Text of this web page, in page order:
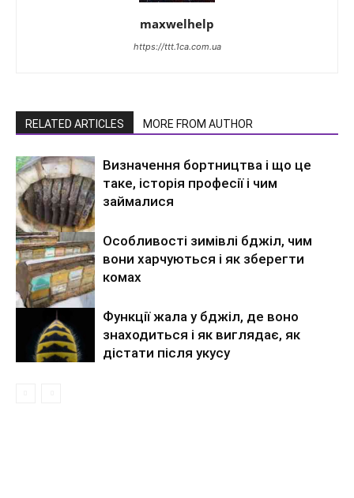
maxwelhelp
https://ttt.1ca.com.ua
RELATED ARTICLES MORE FROM AUTHOR
Визначення бортництва і що це
таке, історія професії і чим
займалися
Особливості зимівлі бджіл, чим
вони харчуються і як зберегти
комах
Функції жала у бджіл, де воно
знаходиться і як виглядає, як
дістати після укусу